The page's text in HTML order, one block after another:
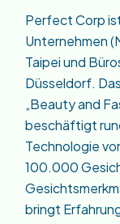
Perfect Corp
Unternehmen
Taipei und
Düsseldorf.
„Beauty and
beschäftigt
Technologie
100.000
bringt